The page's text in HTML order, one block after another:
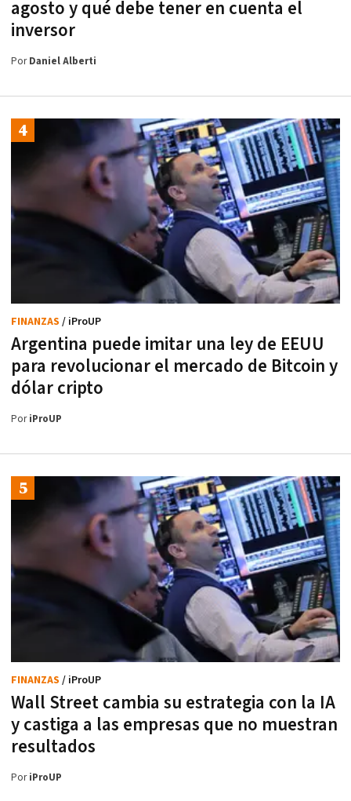
agosto y qué debe tener en cuenta el
inversor
PorDaniel Alberti
Argentina puede imitar una ley de EEUU
para revolucionar el mercado de Bitcoin y
dólar cripto
FINANZAS / iProUP
PoriProUP
Wall Street cambia su estrategia con la IA
y castiga a las empresas que no muestran
resultados
FINANZAS / iProUP
PoriProUP